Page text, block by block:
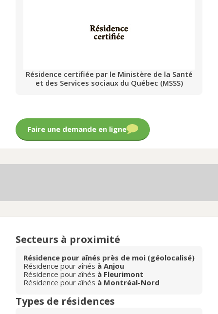
Résidence certifiée par le Ministère de la Santé
et des Services sociaux du Québec (MSSS)
Faire une demande en ligne
Secteurs à proximité
Résidence pour aînés près de moi (géolocalisé)
Résidence pour aînés à Anjou
Résidence pour aînés à Fleurimont
Résidence pour aînés à Montréal-Nord
Types de résidences